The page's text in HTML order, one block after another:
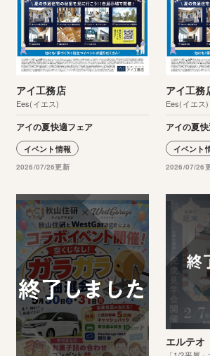
アイ工務店
Ees(イエス)
アイの夏快適フェア
イベント情報
2026/07/26更新
アイ工務
Ees(イエ
アイの夏
イベント
2026/07/26
エルテオ